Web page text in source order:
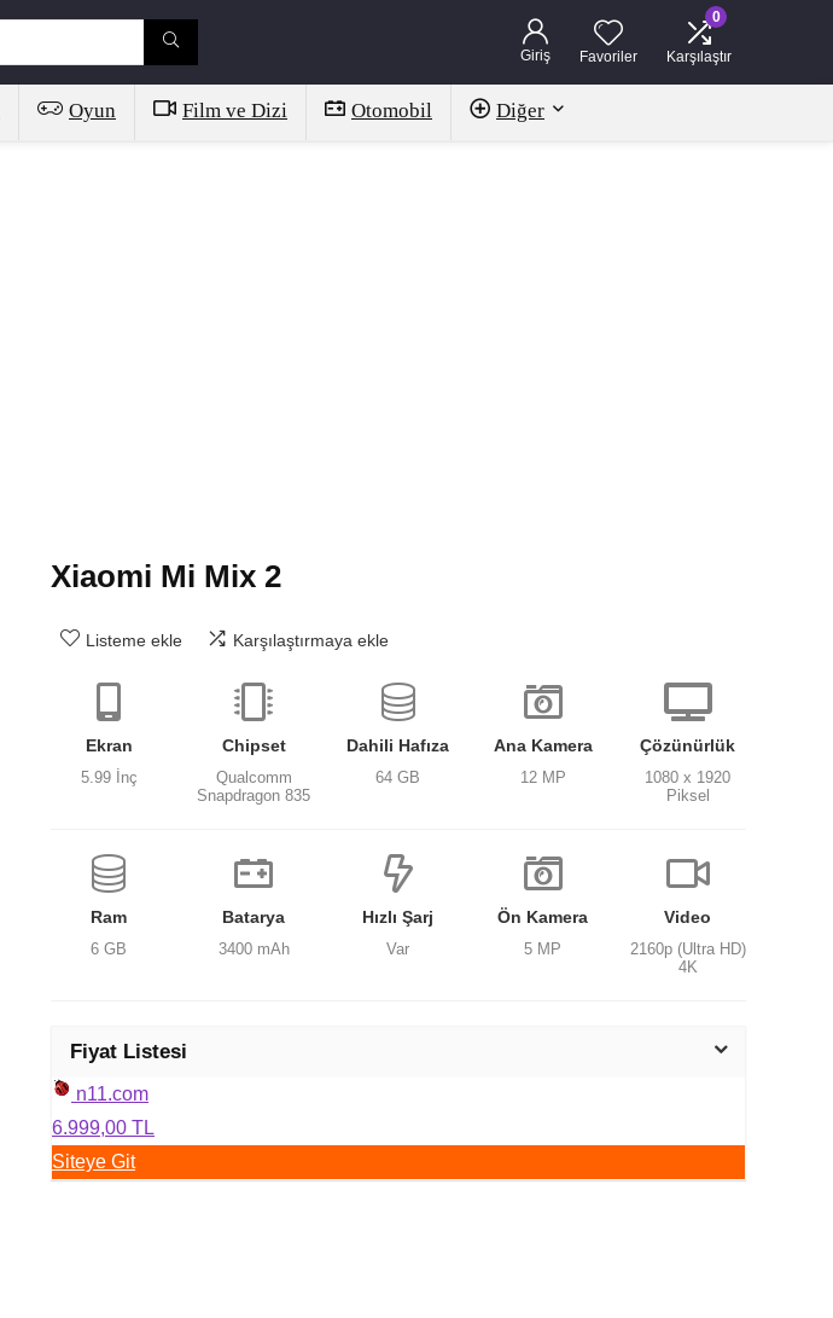
Giriş Favoriler
0
Karşılaştır
Oyun Film ve Dizi Otomobil Diğer
Xiaomi Mi Mix 2
Listeme ekle Karşılaştırmaya ekle
Ekran
5.99 İnç
Chipset
Qualcomm
Snapdragon 835
Dahili Hafıza
64 GB
Ana Kamera
12 MP
Çözünürlük
1080 x 1920
Piksel
Ram
6 GB
Batarya
3400 mAh
Hızlı Şarj
Var
Ön Kamera
5 MP
Video
2160p (Ultra HD)
4K
Fiyat Listesi
n11.com
6.999,00 TL
Siteye Git